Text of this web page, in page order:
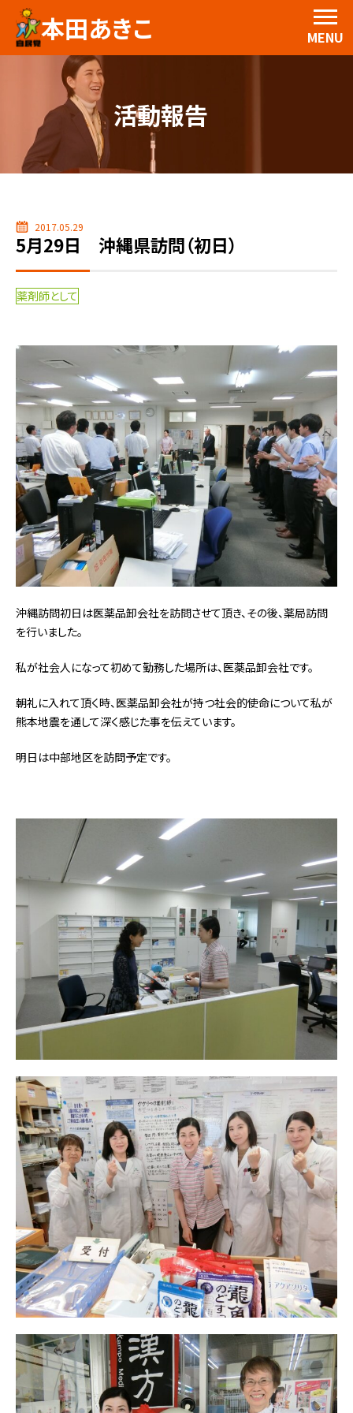
本田あきこ MENU
活動報告
2017.05.29
5月29日 沖縄県訪問（初日）
薬剤師として
沖縄訪問初日は医薬品卸会社を訪問させて頂き、その後、薬局訪問
を行いました。
私が社会人になって初めて勤務した場所は、医薬品卸会社です。
朝礼に入れて頂く時、医薬品卸会社が持つ社会的使命について私が
熊本地震を通して深く感じた事を伝えています。
明日は中部地区を訪問予定です。